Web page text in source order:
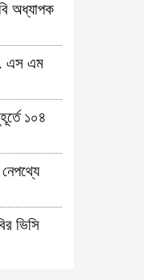
অধ্যাপক
এস এম
১০৪
ভিসি